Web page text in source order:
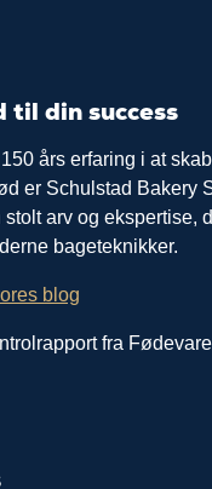
til din success
års erfaring i at
er Schulstad Bakery
arv og ekspertise,
bageteknikker.
blog
fra